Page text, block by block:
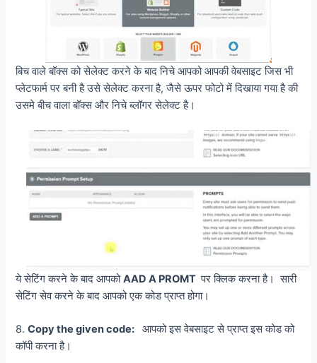
बिच वाले बॉक्स को सेलेक्ट करने के बाद निचे आपको आपकी वेबसाइट जिस भी
प्लेटफार्म पर बनी है उसे सेलेक्ट करना है, जैसे ऊपर फोटो में दिखाया गया है की
उसमे बीच वाला बॉक्स और निचे ब्लॉगर सेलेक्ट है।
ये सेटिंग करने के बाद आपकोAAD A PROMT पर क्लिक करना है। सारी
सेटिंग सेव करने के बाद आपको एक कोड प्राप्त होगा।
8.Copy the given code:
आपको इस वेबसाइट से प्राप्त इस कोड को
कॉपी करना है।